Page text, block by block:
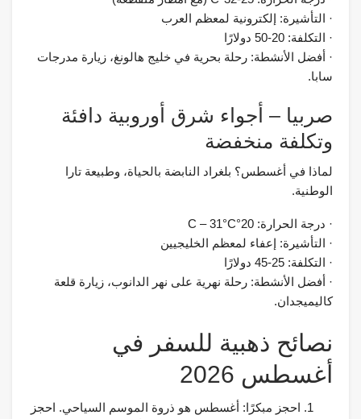
· التأشيرة: إلكترونية لمعظم العرب
· التكلفة: 20-50 دولارًا
· أفضل الأنشطة: رحلة بحرية في خليج هالونغ، زيارة مدرجات
سابا.
صربيا – أجواء شرق أوروبية دافئة
وتكلفة منخفضة
لماذا في أغسطس؟ بلغراد النابضة بالحياة، وطبيعة تارا
الوطنية.
· درجة الحرارة: 20°C – 31°C
· التأشيرة: إعفاء لمعظم الخليجيين
· التكلفة: 25-45 دولارًا
· أفضل الأنشطة: رحلة نهرية على نهر الدانوب، زيارة قلعة
كاليميجدان.
نصائح ذهبية للسفر في
أغسطس 2026
احجز مبكرًا: أغسطس هو ذروة الموسم السياحي. احجز